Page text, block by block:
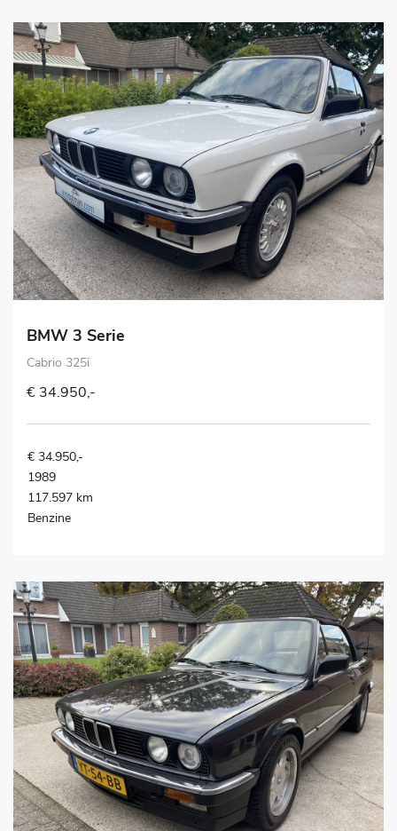
BMW 3 Serie
Cabrio 325i
€ 34.950,-
€ 34.950,-
1989
117.597 km
Benzine